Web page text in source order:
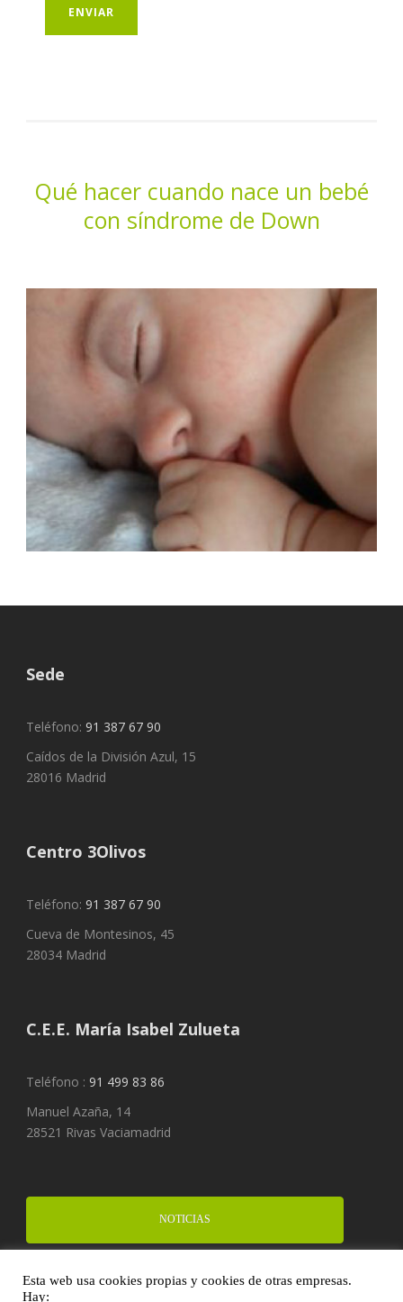
Qué hacer cuando nace un bebé
con síndrome de Down
Sede
Teléfono: 91 387 67 90
Caídos de la División Azul, 15
28016 Madrid
Centro 3Olivos
Teléfono: 91 387 67 90
Cueva de Montesinos, 45
28034 Madrid
C.E.E. María Isabel Zulueta
Teléfono : 91 499 83 86
Manuel Azaña, 14
28521 Rivas Vaciamadrid
NOTICIAS
FINANCIA UN PROYECTO
Esta web usa cookies propias y cookies de otras empresas.
Hay: